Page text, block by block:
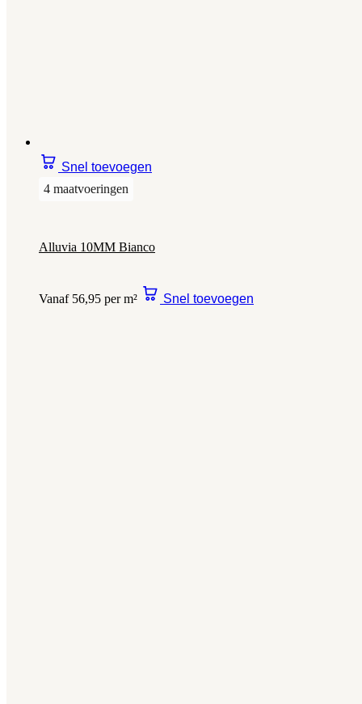
Snel toevoegen
4 maatvoeringen
Alluvia 10MM Bianco
Vanaf 56,95 per m² Snel toevoegen